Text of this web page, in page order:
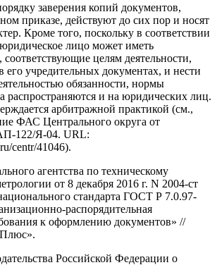
заверения копий документов,
приказе, действуют до сих пор и носят
Кроме того, поскольку в соответствии
лицо может иметь
соответствующие целям деятельности,
учредительных документах, и нести
обязанности, нормы
распространяются и на юридических лиц.
арбитражной практикой (см.,
ФАС Центрального округа от
122/Я-04. URL:
centr/41046).
агентства по техническому
от 8 декабря 2016 г. N 2004-ст
стандарта ГОСТ Р 7.0.97-
распорядительная
к оформлению документов» //
Российской Федерации о